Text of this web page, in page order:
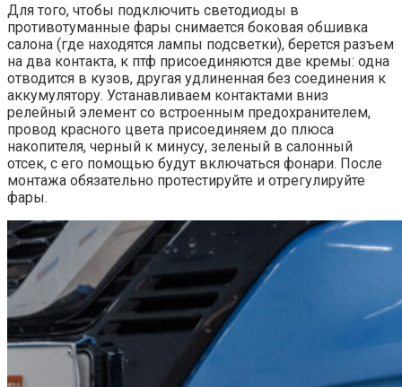
Для того, чтобы подключить светодиоды в
противотуманные фары снимается боковая обшивка
салона (где находятся лампы подсветки), берется разъем
на два контакта, к птф присоединяются две кремы: одна
отводится в кузов, другая удлиненная без соединения к
аккумулятору. Устанавливаем контактами вниз
релейный элемент со встроенным предохранителем,
провод красного цвета присоединяем до плюса
накопителя, черный к минусу, зеленый в салонный
отсек, с его помощью будут включаться фонари. После
монтажа обязательно протестируйте и отрегулируйте
фары.